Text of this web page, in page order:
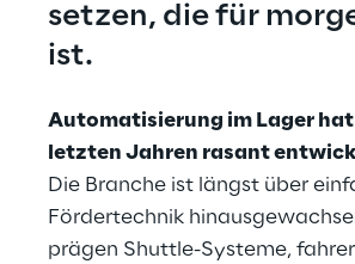
setzen, die für
ist.
Automatisierung im Lager hat
letzten Jahren rasant
Die Branche ist längst über
Fördertechnik
prägen Shuttle-Systeme,